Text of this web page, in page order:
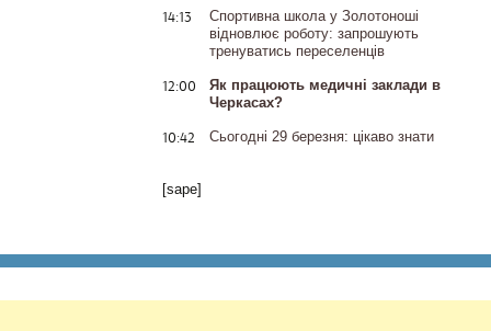
14:13
Спортивна школа у Золотоноші
відновлює роботу: запрошують
тренуватись переселенців
12:00
Як працюють медичні заклади в
Черкасах?
10:42 Сьогодні 29 березня: цікаво знати
[sape]